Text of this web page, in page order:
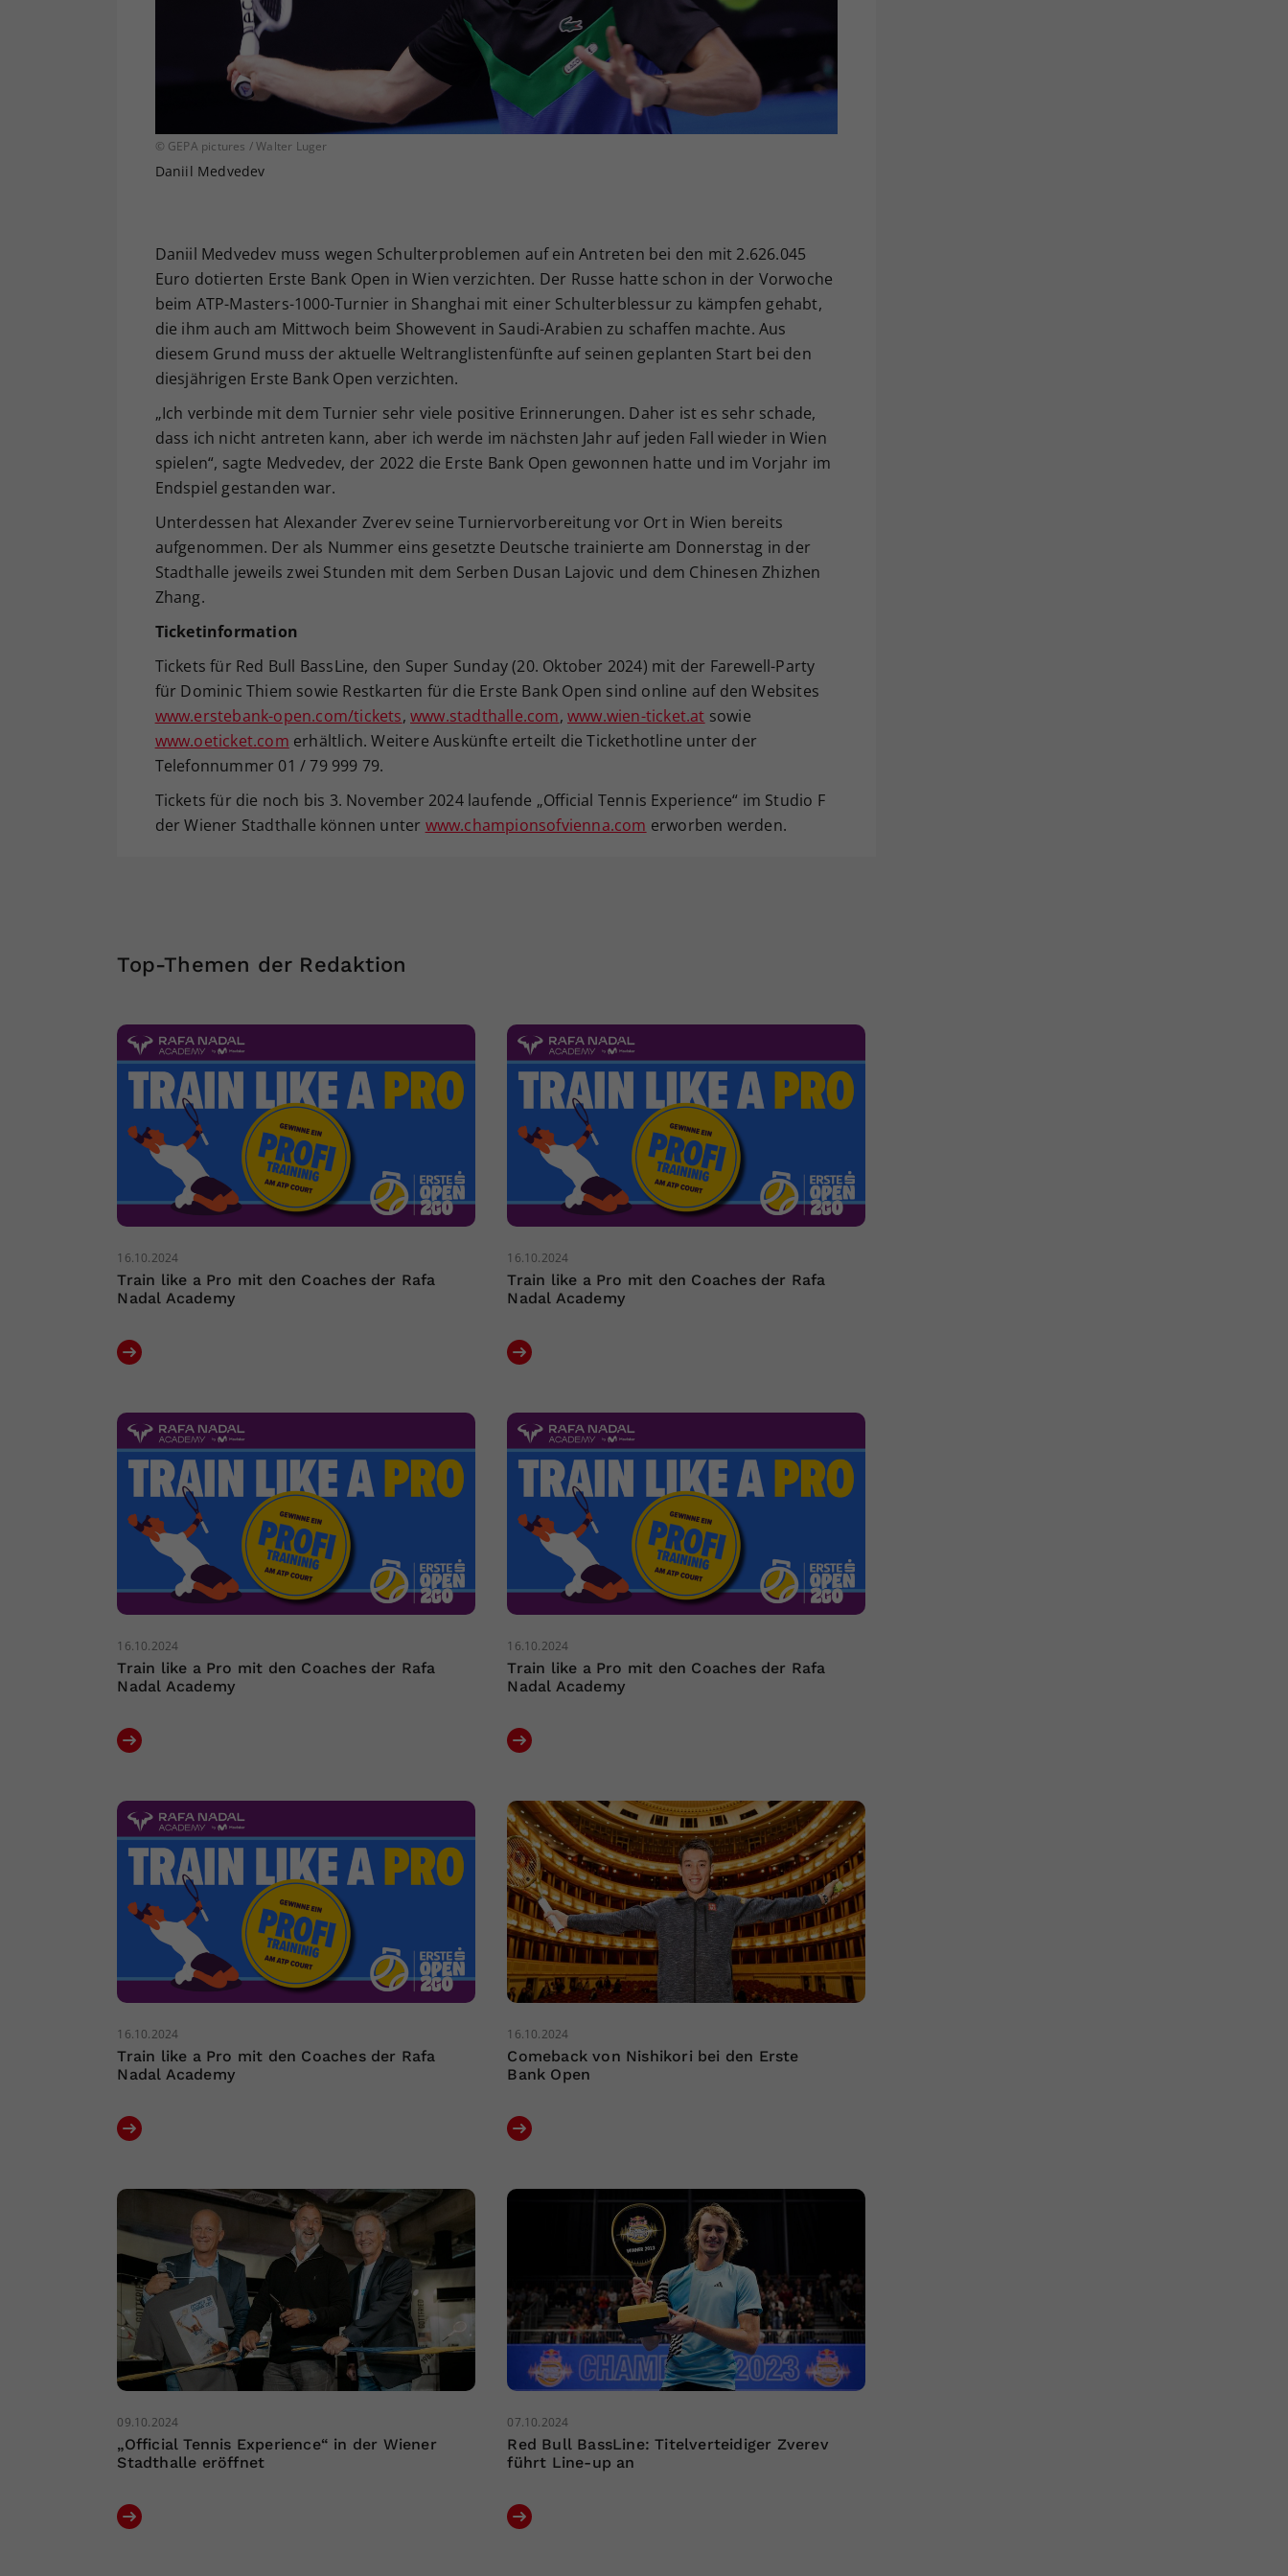
© GEPA pictures / Walter Luger
Daniil Medvedev
Daniil Medvedev muss wegen Schulterproblemen auf ein Antreten bei den mit 2.626.045
Euro dotierten Erste Bank Open in Wien verzichten. Der Russe hatte schon in der Vorwoche
beim ATP-Masters-1000-Turnier in Shanghai mit einer Schulterblessur zu kämpfen gehabt,
die ihm auch am Mittwoch beim Showevent in Saudi-Arabien zu schaffen machte. Aus
diesem Grund muss der aktuelle Weltranglistenfünfte auf seinen geplanten Start bei den
diesjährigen Erste Bank Open verzichten.
„Ich verbinde mit dem Turnier sehr viele positive Erinnerungen. Daher ist es sehr schade,
dass ich nicht antreten kann, aber ich werde im nächsten Jahr auf jeden Fall wieder in Wien
spielen“, sagte Medvedev, der 2022 die Erste Bank Open gewonnen hatte und im Vorjahr im
Endspiel gestanden war.
Unterdessen hat Alexander Zverev seine Turniervorbereitung vor Ort in Wien bereits
aufgenommen. Der als Nummer eins gesetzte Deutsche trainierte am Donnerstag in der
Stadthalle jeweils zwei Stunden mit dem Serben Dusan Lajovic und dem Chinesen Zhizhen
Zhang.
Ticketinformation
Tickets für Red Bull BassLine, den Super Sunday (20. Oktober 2024) mit der Farewell-Party
für Dominic Thiem sowie Restkarten für die Erste Bank Open sind online auf den Websites
www.erstebank-open.com/tickets, www.stadthalle.com,www.wien-ticket.at sowie
www.oeticket.com erhältlich. Weitere Auskünfte erteilt die Tickethotline unter der
Telefonnummer 01 / 79 999 79.
Tickets für die noch bis 3. November 2024 laufende „Official Tennis Experience“ im Studio F
der Wiener Stadthalle können unter www.championsofvienna.com erworben werden.
Top-Themen der Redaktion
16.10.2024
Train like a Pro mit den Coaches der Rafa
Nadal Academy
16.10.2024
Train like a Pro mit den Coaches der Rafa
Nadal Academy
16.10.2024
Train like a Pro mit den Coaches der Rafa
Nadal Academy
16.10.2024
Train like a Pro mit den Coaches der Rafa
Nadal Academy
16.10.2024
Train like a Pro mit den Coaches der Rafa
Nadal Academy
16.10.2024
Comeback von Nishikori bei den Erste
Bank Open
09.10.2024
„Official Tennis Experience“ in der Wiener
Stadthalle eröffnet
07.10.2024
Red Bull BassLine: Titelverteidiger Zverev
führt Line-up an
Ihrer vorgenommen Einstellungen, falls der
Webseiten-Betreiber dies eingestellt hat.